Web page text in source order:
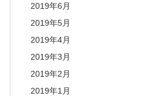
2019年6月
2019年5月
2019年4月
2019年3月
2019年2月
2019年1月